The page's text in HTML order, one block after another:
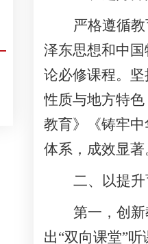
严格遵循
泽东思想和中
论必修课程。
性质与地方特
教育》《铸牢
体系，成效显著
二、以提
第一，创新
出“双向课堂”